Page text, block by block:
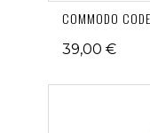
COMMODO
39,00 €